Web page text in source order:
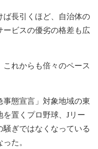
長引くほど、自治体の
ビスの優劣の格差も広
れからも倍々のペース
事態宣言」対象地域の東
置くプロ野球、Jリー
ぎではなくなっている
た。